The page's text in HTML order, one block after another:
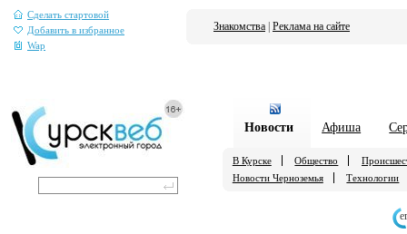
Сделать стартовой
Добавить в избранное
Wap
Знакомства Реклама на сайте
Новости Афиша
В Курске Общество
Новости Черноземья
Технологии